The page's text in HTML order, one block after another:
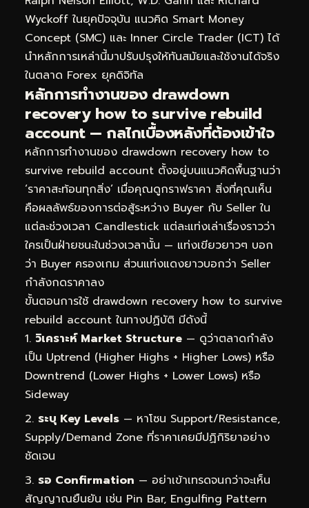
Wyckoff ในยุคปัจจุบัน แนวคิด Smart Money
Concept (SMC) และ Inner Circle Trader (ICT) ได้
นำหลักการเหล่านี้มาปรับปรุงให้ทันสมัยและใช้งานได้จริง
ในตลาด Forex ยุคดิจิทัล
หลักการทำงานของ drawdown
recovery how to survive rebuild
account — กลไกเบื้องหลังที่ต้องเข้าใจ
หลักการทำงานของ drawdown recovery how to
survive rebuild account ตั้งอยู่บนแนวคิดพื้นฐานว่า
‘ราคาสะท้อนทุกสิ่ง’ เมื่อคุณดูกราฟราคา สิ่งที่คุณเห็น
คือผลลัพธ์ของการต่อสู้ระหว่าง Buyer กับ Seller ใน
แต่ละช่วงเวลา Candlestick แต่ละแท่งเล่าเรื่องราวว่า
ใครเป็นฝ่ายชนะในช่วงเวลานั้น — แท่งเขียวยาวๆ บอก
ว่า Buyer ครองเกม ส่วนแท่งแดงยาวบอกว่า Seller
กำลังกดราคาลง
ขั้นตอนการใช้ drawdown recovery how to survive
rebuild account ในทางปฏิบัติ มีดังนี้
วิเคราะห์ Market Structure — ดูว่าตลาดกำลัง
เป็น Uptrend (Higher Highs + Higher Lows) หรือ
Downtrend (Lower Highs + Lower Lows) หรือ
Sideway
ระบุ Key Levels — หาโซน Support/Resistance,
Supply/Demand Zone ที่ราคาเคยมีปฏิกิริยาอย่าง
ชัดเจน
รอ Confirmation — อย่าเข้าเทรดจนกว่าจะเห็น
สัญญาณยืนยัน เช่น Pin Bar, Engulfing Pattern